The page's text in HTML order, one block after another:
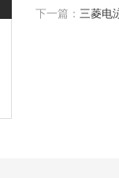
下一篇： 三菱电